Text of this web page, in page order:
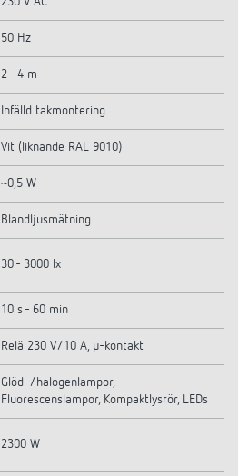
50 Hz
2 - 4 m
Infälld takmontering
Vit (liknande RAL 9010)
~0,5 W
Blandljusmätning
30 - 3000 lx
10 s - 60 min
Relä 230 V/10 A, µ-kontakt
Glöd-/halogenlampor,
Fluorescenslampor, Kompaktlysrör, LEDs
2300 W